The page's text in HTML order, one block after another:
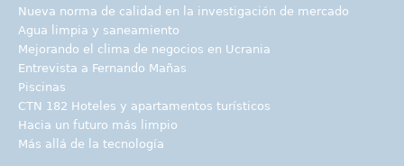
Nueva norma de calidad en la investigación de mercado
Agua limpia y saneamiento
Mejorando el clima de negocios en Ucrania
Entrevista a Fernando Mañas
Piscinas
CTN 182 Hoteles y apartamentos turísticos
Hacia un futuro más limpio
Más allá de la tecnología